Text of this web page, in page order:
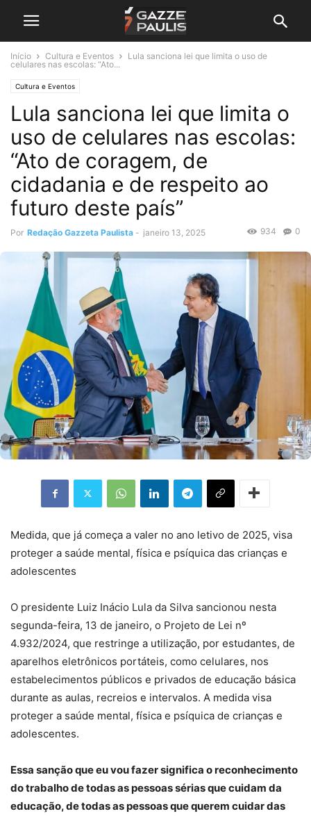
Início Cultura e Eventos
Lula sanciona lei que limita o uso de
celulares nas escolas: “Ato...
Cultura e Eventos
Lula sanciona lei que limita o
uso de celulares nas escolas:
“Ato de coragem, de
cidadania e de respeito ao
futuro deste país”
Por Redação Gazzeta Paulista - janeiro 13, 2025 0
934
Medida, que já começa a valer no ano letivo de 2025, visa
proteger a saúde mental, física e psíquica das crianças e
adolescentes
O presidente Luiz Inácio Lula da Silva sancionou nesta
segunda-feira, 13 de janeiro, o Projeto de Lei nº
4.932/2024, que restringe a utilização, por estudantes, de
aparelhos eletrônicos portáteis, como celulares, nos
estabelecimentos públicos e privados de educação básica
durante as aulas, recreios e intervalos. A medida visa
proteger a saúde mental, física e psíquica de crianças e
adolescentes.
Essa sanção que eu vou fazer significa o reconhecimento
do trabalho de todas as pessoas sérias que cuidam da
educação, de todas as pessoas que querem cuidar das